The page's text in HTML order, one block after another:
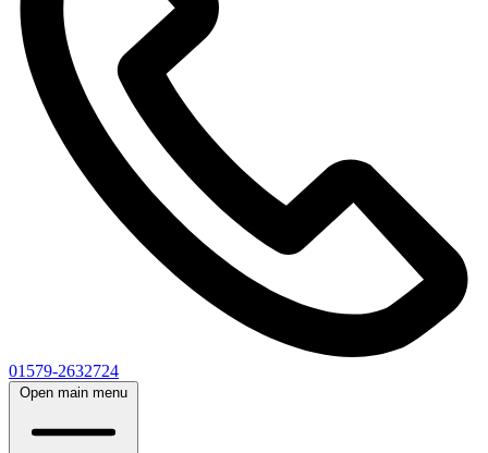
01579-2632724
Open main menu